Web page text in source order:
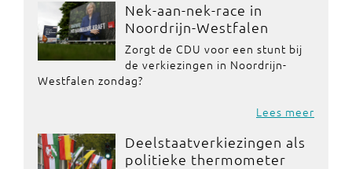
Nek-aan-nek-race in
Noordrijn-Westfalen
Zorgt de CDU voor een stunt bij
de verkiezingen in Noordrijn-
Westfalen zondag?
Lees meer
Deelstaatverkiezingen als
politieke thermometer